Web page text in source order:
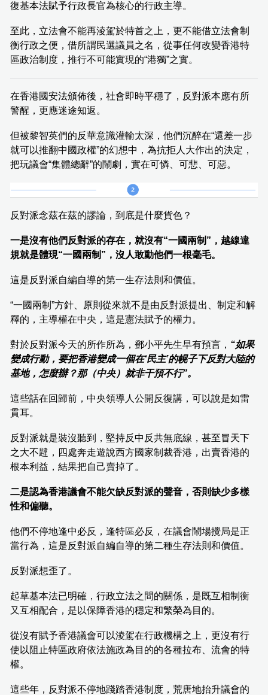
復基本法賦予行政長官為核心的行政主導。
至此，立法會不能再淩駕於特首之上，更不能借立法會制
衡行政之便，借所謂民選議員之名，從事任何改變香港特
區政治制度，推行不可能實現的“港獨”之實。
在香港國安法頒佈後，社會即時平穩了，反對派本應有所
警醒，更應迷途知返。
但被黎智英們的反華意識灌輸太深，他們沉醉在“還差一步
就可以推翻中國政權”的幻想中，為抗拒人大作出的決定，
把玩議會“集體總辭”的鬧劇，實在可憐、可悲、可惡。
反對派念茲在茲的謬論，到底是什麼貨色？
一是沒有他們反對派的存在，就沒有“一國兩制”，越線違
規就是體現“一國兩制”，沒人敢動他們一根毫毛。
這是反對派自編自導的第一生存法則和價值。
“一國兩制”方針、原則從來就不是由反對派提出、制定和解
釋的，主導權在中央，這是憲法賦予的權力。
對於反對派今天的所作所為，鄧小平先生早有預言， “如果
變成行動，要把香港變成一個在‘民主’的幌子下反對大陸的
基地，怎麼辦？那（中央）就非干預不行”。
這些話在回歸前，中央領導人公開反復講，可以說是如雷
貫耳。
反對派就是裝沒聽到，堅持反中反共無底線，甚至冒天下
之大不韙，四處奔走遊說西方國家制裁香港，出賣香港的
根本利益，結果把自己賣掉了。
二是認為香港議會不能欠缺反對派的聲音，否則缺少多樣
性和偏聽。
他們不停地逢中必反，逢特區必反，在議會鬧場攪局是正
當行為，這是反對派自編自導的第二種生存法則和價值。
反對派想歪了。
起草基本法已明確，行政立法之間的關係，是既互相制衡
又互相配合，是以保障香港的穩定和繁榮為目的。
從沒有賦予香港議會可以淩駕在行政機構之上，更沒有行
使以阻止特區政府依法施政為目的的各種拉布、流會的特
權。
這些年，反對派不停地踐踏香港制度，荒唐地抬升議會的